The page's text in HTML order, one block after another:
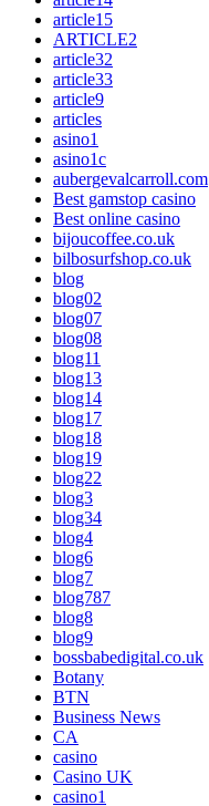
article15
ARTICLE2
article32
article33
article9
articles
asino1
asino1c
aubergevalcarroll.com
Best gamstop casino
Best online casino
bijoucoffee.co.uk
bilbosurfshop.co.uk
blog
blog02
blog07
blog08
blog11
blog13
blog14
blog17
blog18
blog19
blog22
blog3
blog34
blog4
blog6
blog7
blog787
blog8
blog9
bossbabedigital.co.uk
Botany
BTN
Business News
CA
casino
Casino UK
casino1